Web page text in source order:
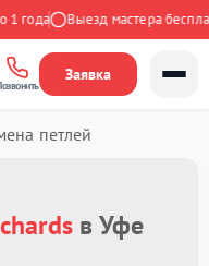
года Выезд мастера
Заявка
петлей
в Уфе